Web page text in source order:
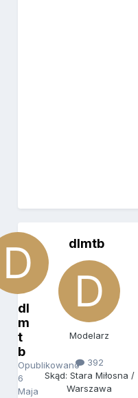
dl
m
t
b
Opublikowano
6
Maja
dlmtb
Modelarz
392
Skąd: Stara Miłosna /
Warszawa